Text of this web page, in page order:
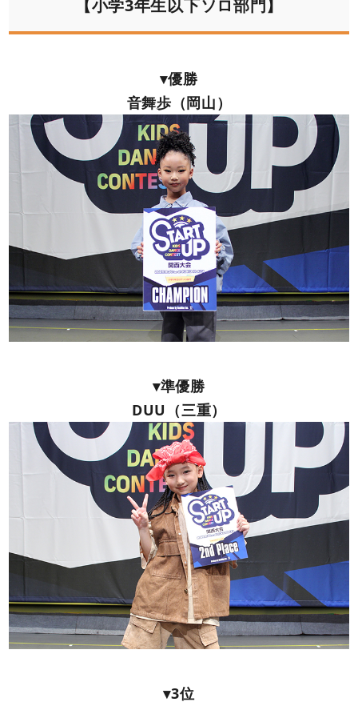
【小学3年生以下ソロ部門】
▾優勝
音舞歩（岡山）
▾準優勝
DUU（三重）
▾3位